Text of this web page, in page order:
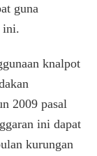
guna
ini.
knalpot
2009 pasal
ini dapat
kurungan